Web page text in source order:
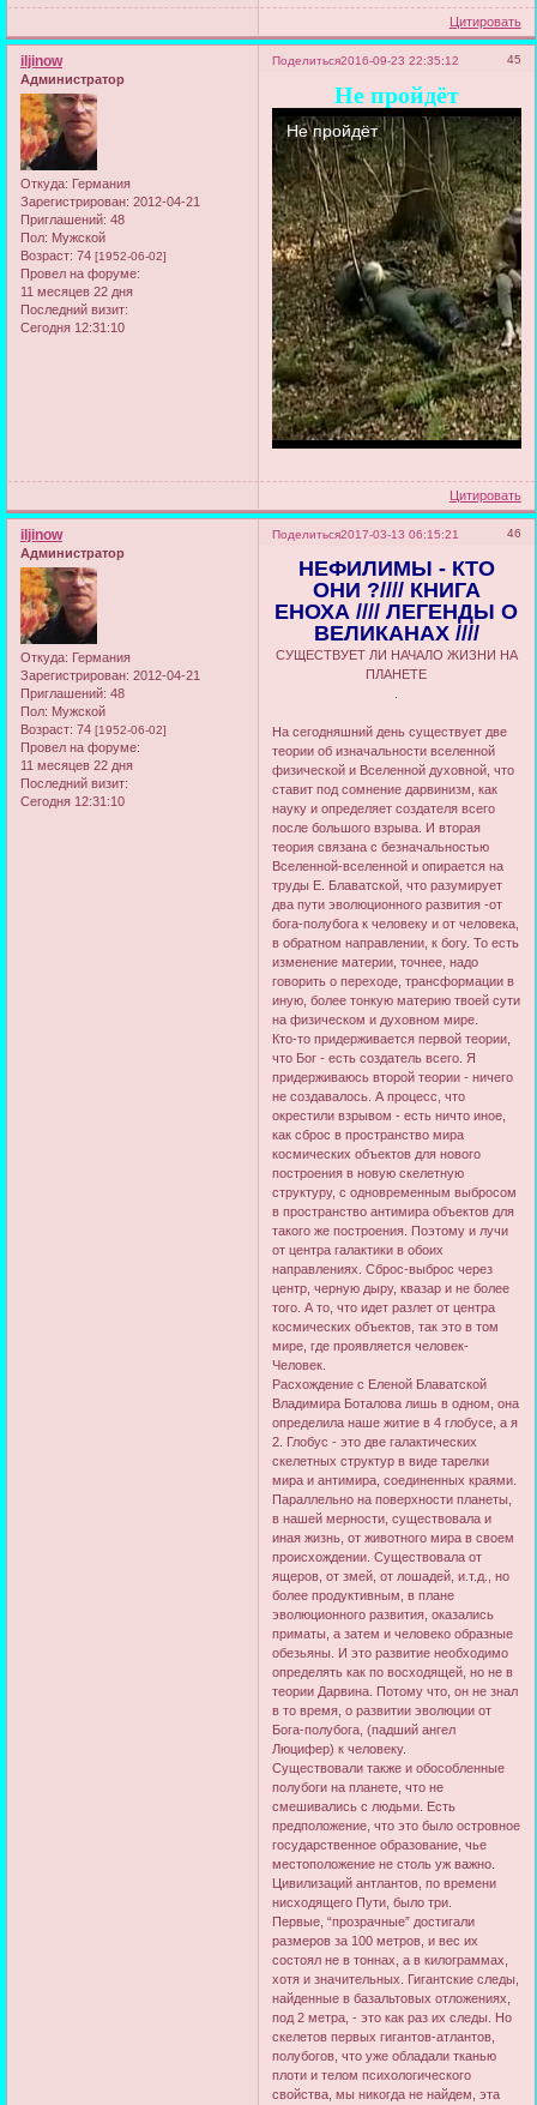
Цитировать
Поделиться 45
2016-09-23 22:35:12
iljinow
Администратор
Откуда: Германия
Зарегистрирован: 2012-04-21
Приглашений: 48
Пол: Мужской
Возраст: 74 [1952-06-02]
Провел на форуме:
11 месяцев 22 дня
Последний визит:
Сегодня 12:31:10
Не пройдёт
Цитировать
Поделиться 46
2017-03-13 06:15:21
iljinow
Администратор
Откуда: Германия
Зарегистрирован: 2012-04-21
Приглашений: 48
Пол: Мужской
Возраст: 74 [1952-06-02]
Провел на форуме:
11 месяцев 22 дня
Последний визит:
Сегодня 12:31:10
НЕФИЛИМЫ - КТО
ОНИ ?//// КНИГА
ЕНОХА //// ЛЕГЕНДЫ О
ВЕЛИКАНАХ ////
СУЩЕСТВУЕТ ЛИ НАЧАЛО ЖИЗНИ НА
ПЛАНЕТЕ
.
На сегодняшний день существует две
теории об изначальности вселенной
физической и Вселенной духовной, что
ставит под сомнение дарвинизм, как
науку и определяет создателя всего
после большого взрыва. И вторая
теория связана с безначальностью
Вселенной-вселенной и опирается на
труды Е. Блаватской, что разумирует
два пути эволюционного развития -от
бога-полубога к человеку и от человека,
в обратном направлении, к богу. То есть
изменение материи, точнее, надо
говорить о переходе, трансформации в
иную, более тонкую материю твоей сути
на физическом и духовном мире.
Кто-то придерживается первой теории,
что Бог - есть создатель всего. Я
придерживаюсь второй теории - ничего
не создавалось. А процесс, что
окрестили взрывом - есть ничто иное,
как сброс в пространство мира
космических объектов для нового
построения в новую скелетную
структуру, с одновременным выбросом
в пространство антимира объектов для
такого же построения. Поэтому и лучи
от центра галактики в обоих
направлениях. Сброс-выброс через
центр, черную дыру, квазар и не более
того. А то, что идет разлет от центра
космических объектов, так это в том
мире, где проявляется человек-
Человек.
Расхождение с Еленой Блаватской
Владимира Боталова лишь в одном, она
определила наше житие в 4 глобусе, а я
2. Глобус - это две галактических
скелетных структур в виде тарелки
мира и антимира, соединенных краями.
Параллельно на поверхности планеты,
в нашей мерности, существовала и
иная жизнь, от животного мира в своем
происхождении. Существовала от
ящеров, от змей, от лошадей, и.т.д., но
более продуктивным, в плане
эволюционного развития, оказались
приматы, а затем и человеко образные
обезьяны. И это развитие необходимо
определять как по восходящей, но не в
теории Дарвина. Потому что, он не знал
в то время, о развитии эволюции от
Бога-полубога, (падший ангел
Люцифер) к человеку.
Существовали также и обособленные
полубоги на планете, что не
смешивались с людьми. Есть
предположение, что это было островное
государственное образование, чье
местоположение не столь уж важно.
Цивилизаций антлантов, по времени
нисходящего Пути, было три.
Первые, “прозрачные” достигали
размеров за 100 метров, и вес их
состоял не в тоннах, а в килограммах,
хотя и значительных. Гигантские следы,
найденные в базальтовых отложениях,
под 2 метра, - это как раз их следы. Но
скелетов первых гигантов-атлантов,
полубогов, что уже обладали тканью
плоти и телом психологического
свойства, мы никогда не найдем, эта